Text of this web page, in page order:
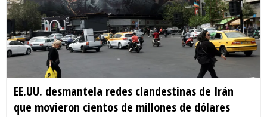
EE.UU. desmantela redes clandestinas de Irán
que movieron cientos de millones de dólares